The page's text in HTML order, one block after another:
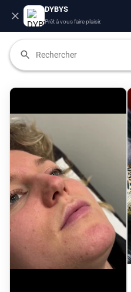
DYBYS
Prêt à vous faire plaisir.